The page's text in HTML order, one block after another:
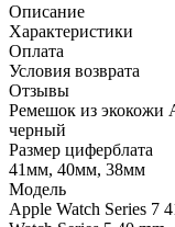
Описание
Характеристики
Оплата
Условия возврата
Отзывы
Ремешок из экокожи
черный
Размер циферблата
41мм, 40мм, 38мм
Модель
Apple Watch Series 7